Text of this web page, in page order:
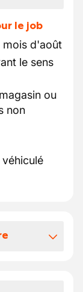
le job
mois d'août
le sens
ou
non